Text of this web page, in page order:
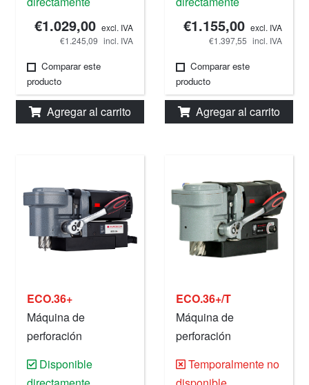
€1.029,00 excl. IVA
€1.245,09 incl. IVA
Comparar este
producto
Agregar al carrito
€1.155,00 excl. IVA
€1.397,55 incl. IVA
Comparar este
producto
Agregar al carrito
ECO.36+
Máquina de
perforación
220 V.
Disponible
ECO.36+/T
Máquina de
perforación
220 V.
Temporalmente no